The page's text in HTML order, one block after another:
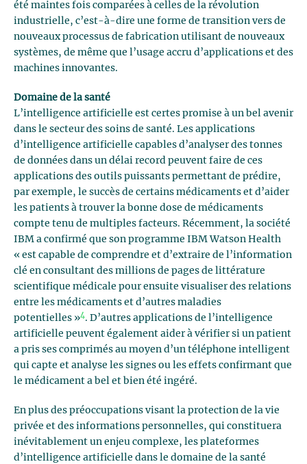
été maintes fois comparées à celles de la révolution
industrielle, c’est-à-dire une forme de transition vers de
nouveaux processus de fabrication utilisant de nouveaux
systèmes, de même que l’usage accru d’applications et des
machines innovantes.
Domaine de la santé
L’intelligence artificielle est certes promise à un bel avenir
dans le secteur des soins de santé. Les applications
d’intelligence artificielle capables d’analyser des tonnes
de données dans un délai record peuvent faire de ces
applications des outils puissants permettant de prédire,
par exemple, le succès de certains médicaments et d’aider
les patients à trouver la bonne dose de médicaments
compte tenu de multiples facteurs. Récemment, la société
IBM a confirmé que son programme IBM Watson Health
« est capable de comprendre et d’extraire de l’information
clé en consultant des millions de pages de littérature
scientifique médicale pour ensuite visualiser des relations
entre les médicaments et d’autres maladies
potentielles »4 . D’autres applications de l’intelligence
artificielle peuvent également aider à vérifier si un patient
a pris ses comprimés au moyen d’un téléphone intelligent
qui capte et analyse les signes ou les effets confirmant que
le médicament a bel et bien été ingéré.
En plus des préoccupations visant la protection de la vie
privée et des informations personnelles, qui constituera
inévitablement un enjeu complexe, les plateformes
d’intelligence artificielle dans le domaine de la santé